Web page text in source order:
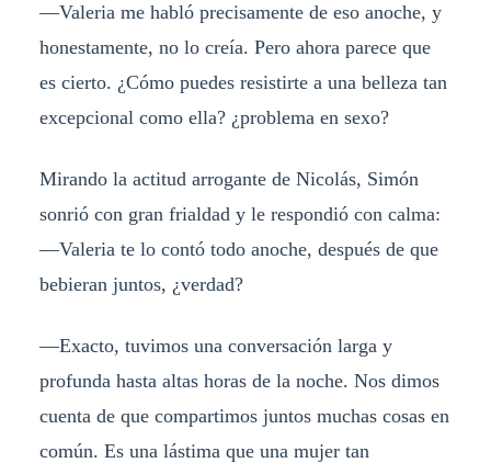
—Valeria me habló precisamente de eso anoche, y
honestamente, no lo creía. Pero ahora parece que
es cierto. ¿Cómo puedes resistirte a una belleza tan
excepcional como ella? ¿problema en sexo?
Mirando la actitud arrogante de Nicolás, Simón
sonrió con gran frialdad y le respondió con calma:
—Valeria te lo contó todo anoche, después de que
bebieran juntos, ¿verdad?
—Exacto, tuvimos una conversación larga y
profunda hasta altas horas de la noche. Nos dimos
cuenta de que compartimos juntos muchas cosas en
común. Es una lástima que una mujer tan